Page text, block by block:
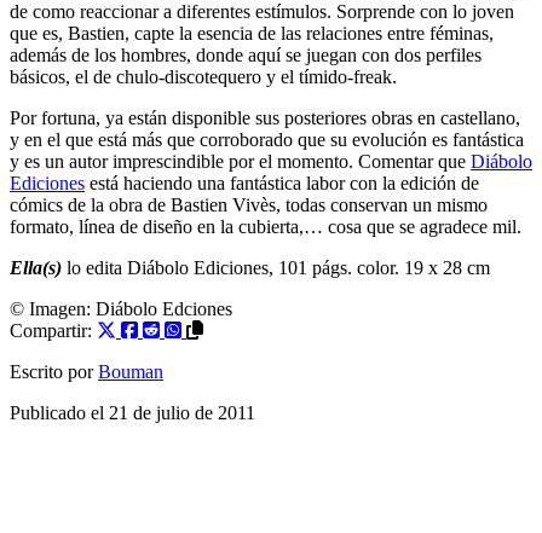
de como reaccionar a diferentes estímulos. Sorprende con lo joven
que es, Bastien, capte la esencia de las relaciones entre féminas,
además de los hombres, donde aquí se juegan con dos perfiles
básicos, el de chulo-discotequero y el tímido-freak.
Por fortuna, ya están disponible sus posteriores obras en castellano,
y en el que está más que corroborado que su evolución es fantástica
y es un autor imprescindible por el momento. Comentar que Diábolo
Ediciones está haciendo una fantástica labor con la edición de
cómics de la obra de Bastien Vivès, todas conservan un mismo
formato, línea de diseño en la cubierta,… cosa que se agradece mil.
Ella(s) lo edita Diábolo Ediciones, 101 págs. color. 19 x 28 cm
© Imagen: Diábolo Edciones
Compartir:
Escrito por Bouman
Publicado el 21 de julio de 2011